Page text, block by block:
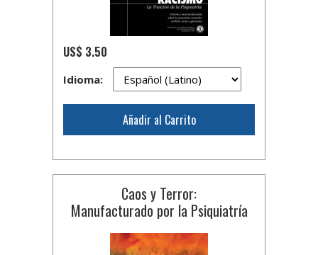
US$ 3.50
Idioma:
Añadir al Carrito
Caos y Terror:
Manufacturado por la Psiquiatría